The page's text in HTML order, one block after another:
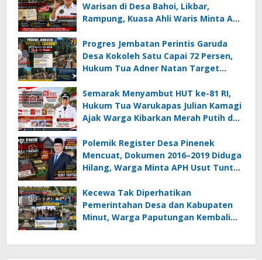
Warisan di Desa Bahoi, Likbar,
Rampung, Kuasa Ahli Waris Minta APH
Korupsi Dandes
Progres Jembatan Perintis Garuda
Desa Kokoleh Satu Capai 72 Persen,
Hukum Tua Adner Natan Target
Semarak Menyambut HUT ke-81 RI,
Hukum Tua Warukapas Julian Kamagi
Ajak Warga Kibarkan Merah Putih dan
Polemik Register Desa Pinenek
Mencuat, Dokumen 2016–2019 Diduga
Hilang, Warga Minta APH Usut Tuntas
Kumtua HK
Kecewa Tak Diperhatikan
Pemerintahan Desa dan Kabupaten
Minut, Warga Paputungan Kembali